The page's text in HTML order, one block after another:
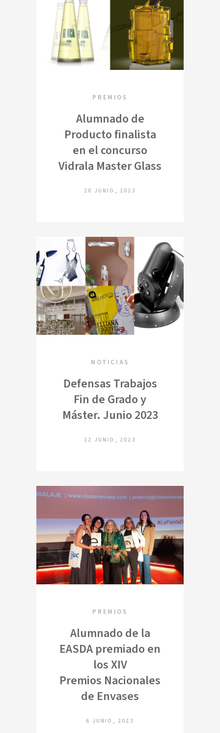
PREMIOS
Alumnado de
Producto finalista
en el concurso
Vidrala Master Glass
20 JUNIO, 2023
NOTICIAS
Defensas Trabajos
Fin de Grado y
Máster. Junio 2023
12 JUNIO, 2023
PREMIOS
Alumnado de la
EASDA premiado en
los XIV
Premios Nacionales
de Envases
6 JUNIO, 2023